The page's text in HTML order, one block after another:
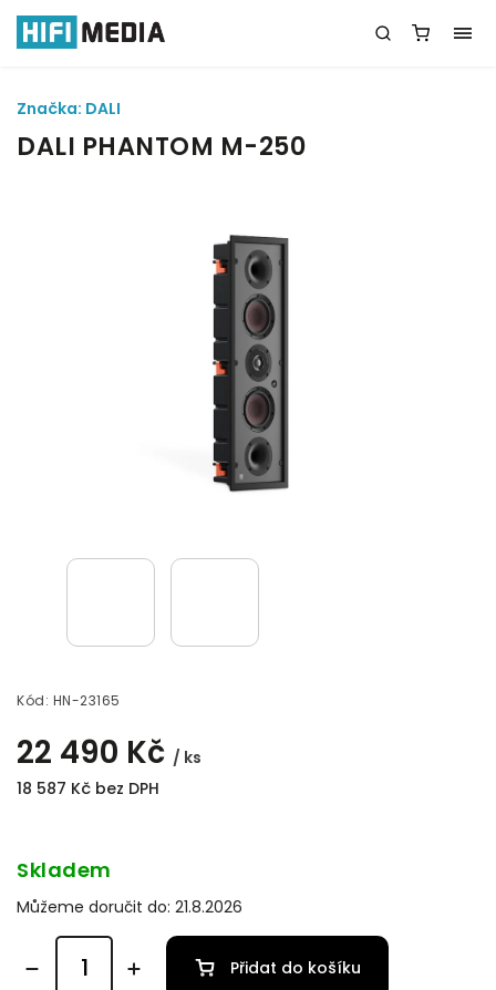
DALI PHANTOM M-250
Kód: HN-23165
22 490 Kč / ks
18 587 Kč bez DPH
Značka: DALI
Skladem
Můžeme doručit do: 21.8.2026
Přidat do košíku